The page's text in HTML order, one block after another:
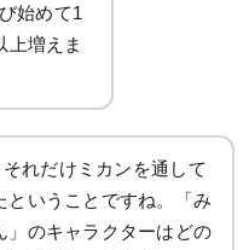
始めて1
上増えま
れだけミカンを通して
ということですね。「み
」のキャラクターはどの